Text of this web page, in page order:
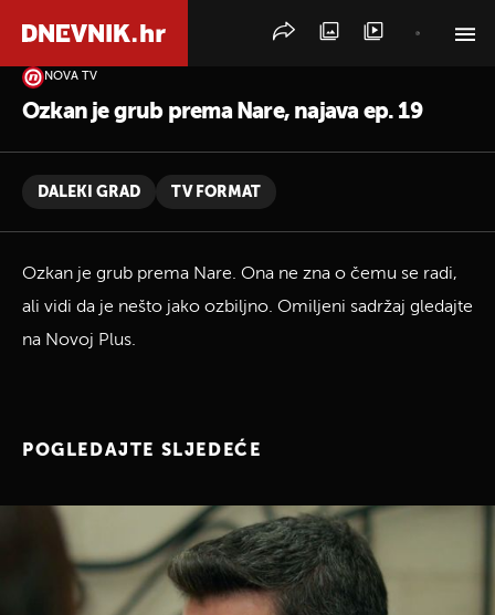
NOVA TV
Ozkan je grub prema Nare, najava ep. 19
DALEKI GRAD TV FORMAT
Ozkan je grub prema Nare. Ona ne zna o čemu se radi,
ali vidi da je nešto jako ozbiljno. Omiljeni sadržaj gledajte
na Novoj Plus.
POGLEDAJTE SLJEDEĆE
PRETRAŽITE VIJESTI